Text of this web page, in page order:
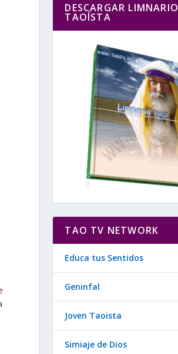
DESCARGAR LIMNARIO
TAOÍSTA
TAO TV NETWORK
Educa tus Sentidos
Geninfal
Joven Taoista
Simiaje de Dios